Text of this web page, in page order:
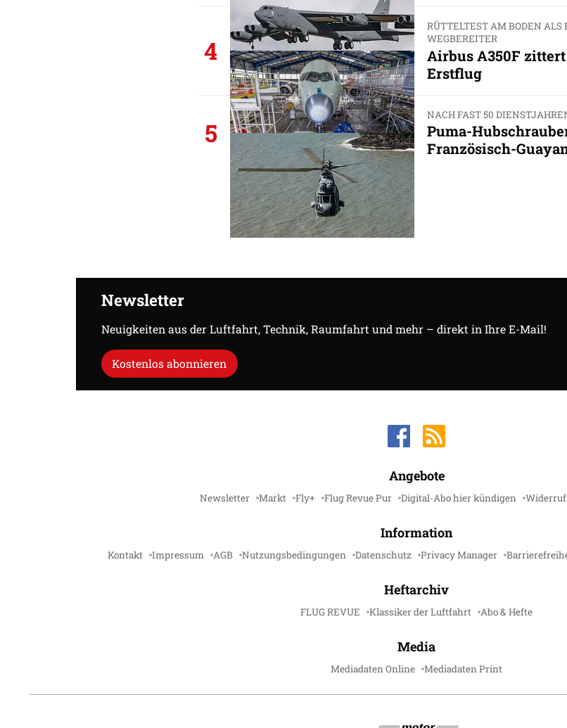
4
RÜTTELTEST AM BODEN ALS
WEGBEREITER
Airbus A350F
Erstflug
5
NACH FAST 50
Puma-
Französisch-
Newsletter
Neuigkeiten aus der Luftfahrt, Technik, Raumfahrt und mehr – direkt in Ihre E-Mail!
Kostenlos abonnieren
Angebote
Newsletter Markt Fly+ Flug Revue Pur Digital-Abo hier kündigen
Information
Kontakt Impressum AGB Nutzungsbedingungen Datenschutz Privacy Manager
Heftarchiv
FLUG REVUE Klassiker der Luftfahrt Abo & Hefte
Media
Mediadaten Online Mediadaten Print